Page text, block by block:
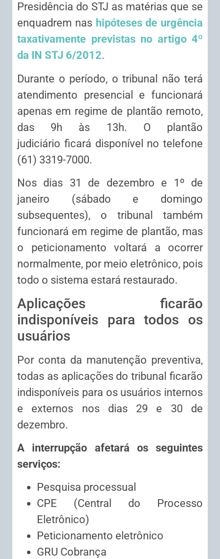
Presidência do STJ as matérias que se
enquadrem nas hipóteses de urgência
taxativamente previstas no artigo 4º
da IN STJ 6/2012.
Durante o período, o tribunal não terá
atendimento presencial e funcionará
apenas em regime de plantão remoto,
das 9h às 13h. O plantão
judiciário ficará disponível no telefone
(61) 3319-7000.
Nos dias 31 de dezembro e 1º de
janeiro (sábado e domingo
subsequentes), o tribunal também
funcionará em regime de plantão, mas
o peticionamento voltará a ocorrer
normalmente, por meio eletrônico, pois
todo o sistema estará restaurado.
Aplicações ficarão
indisponíveis para todos os
usuários
Por conta da manutenção preventiva,
todas as aplicações do tribunal ficarão
indisponíveis para os usuários internos
e externos nos dias 29 e 30 de
dezembro.
A interrupção afetará os seguintes
serviços:
Pesquisa processual
CPE (Central do Processo
Eletrônico)
Peticionamento eletrônico
GRU Cobrança